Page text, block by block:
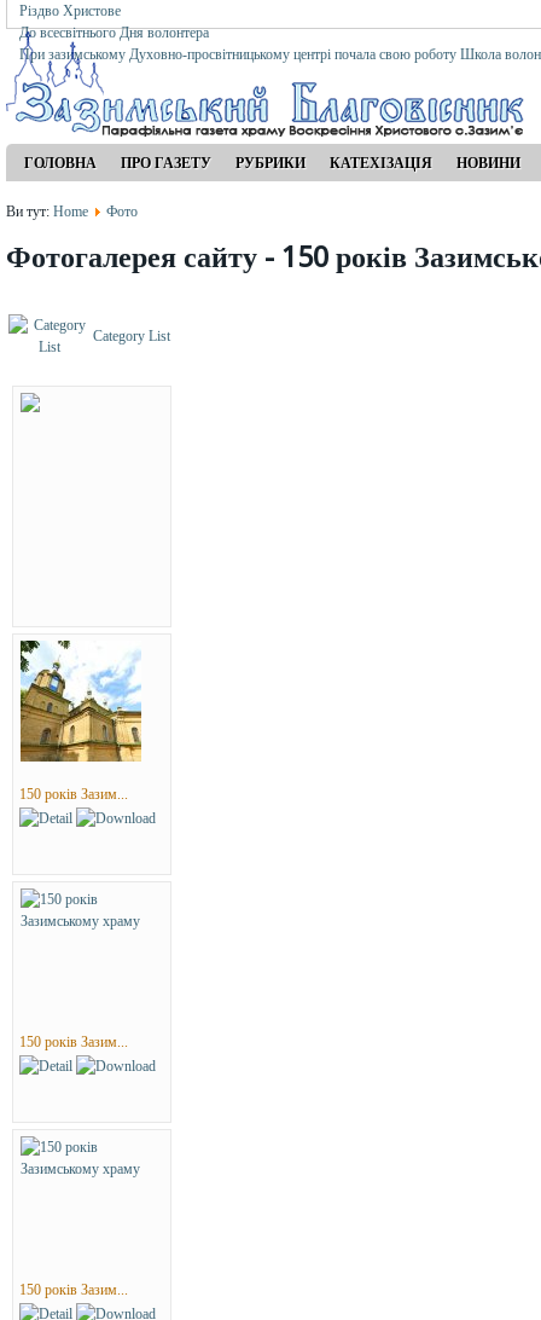
Різдво Христове
До всесвітнього Дня волонтера
При зазимському Духовно-просвітницькому центрі почала свою роботу Школа
ГОЛОВНА ПРО ГАЗЕТУ РУБРИКИ КАТЕХІЗАЦІЯ НОВИНИ
Ви тут: Home Фото
Фотогалерея сайту - 150 років
Category List
150 років Зазим...
150 років Зазим...
150 років Зазим...